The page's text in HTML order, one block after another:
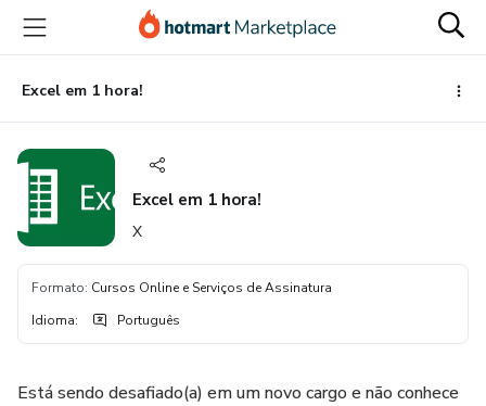
para
conteúdo
principal
para
pagamento
para
rodapé
Excel em 1 hora!
Excel em 1 hora!
X
Formato: Cursos Online e Serviços de Assinatura
Idioma: Português
Está sendo desafiado(a) em um novo cargo e não conhece